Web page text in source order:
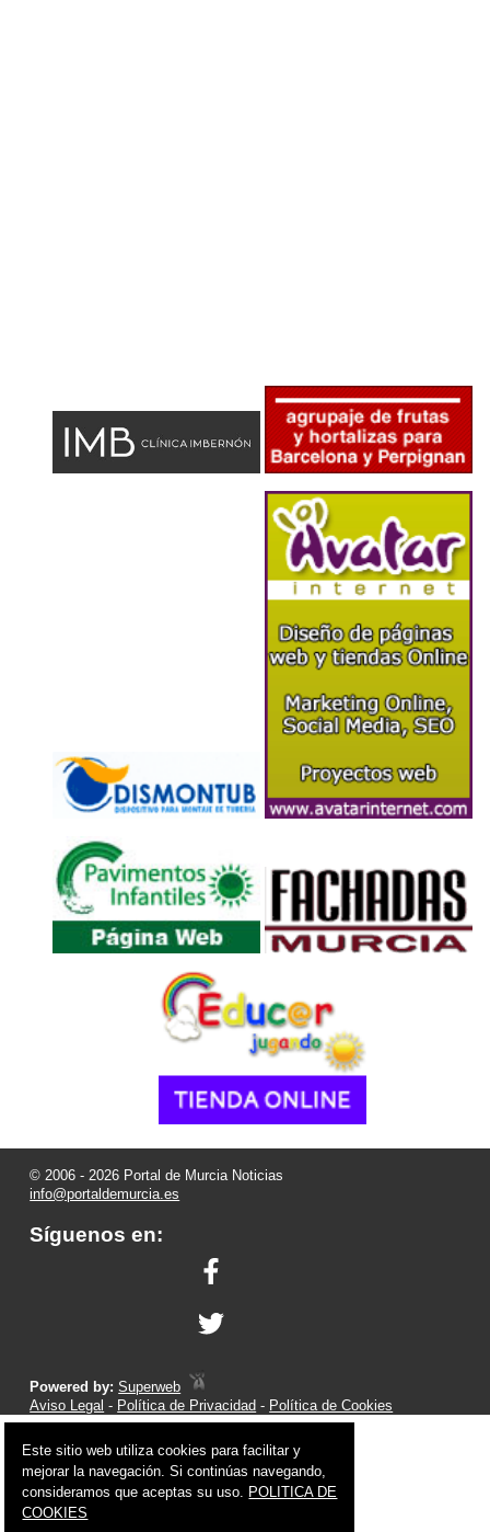
© 2006 - 2026 Portal de Murcia Noticias
info@portaldemurcia.es
Síguenos en:
Powered by:Superweb
Aviso Legal - Política de Privacidad - Política de Cookies
Este sitio web utiliza cookies para facilitar y
mejorar la navegación. Si continúas navegando,
consideramos que aceptas su uso. POLITICA DE
COOKIES